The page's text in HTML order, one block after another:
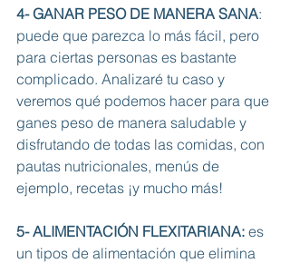
4- GANAR PESO DE MANERA SANA:
puede que parezca lo más fácil, pero
para ciertas personas es bastante
complicado. Analizaré tu caso y
veremos qué podemos hacer para que
ganes peso de manera saludable y
disfrutando de todas las comidas, con
pautas nutricionales, menús de
ejemplo, recetas ¡y mucho más!
5- ALIMENTACIÓN FLEXITARIANA: es
un tipos de alimentación que elimina